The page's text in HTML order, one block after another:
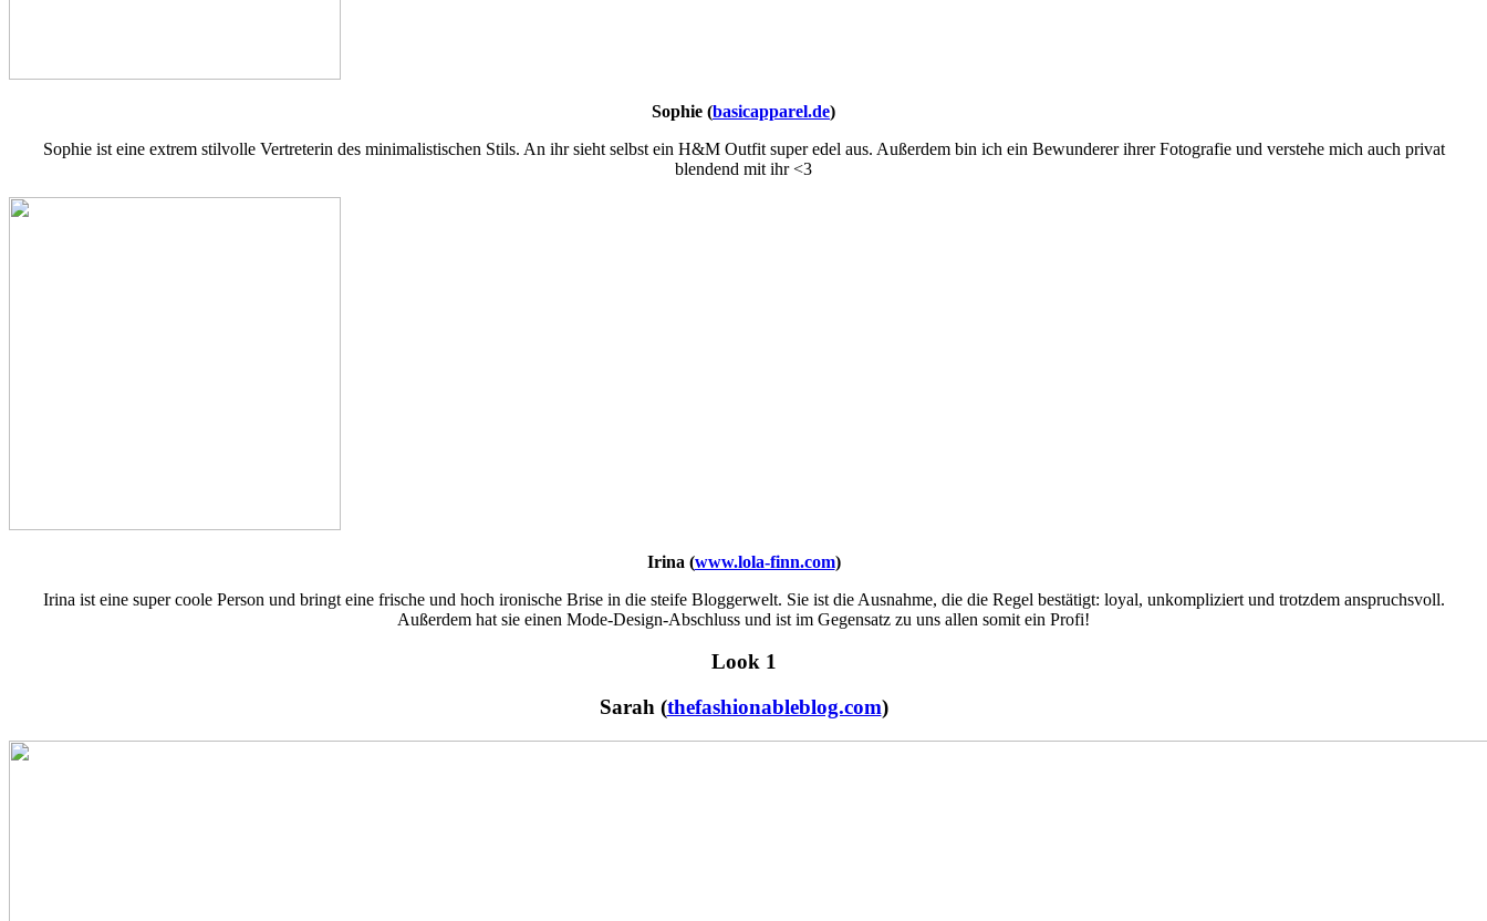
Sophie (basicapparel.de)
Sophie ist eine extrem stilvolle Vertreterin des minimalistischen Stils. An ihr sieht selbst ein H&M Outfit super edel aus. Außerdem bin ich ein Bewunderer ihrer Fotografie und verstehe mich auch privat
blendend mit ihr <3
Irina (www.lola-finn.com)
Irina ist eine super coole Person und bringt eine frische und hoch ironische Brise in die steife Bloggerwelt. Sie ist die Ausnahme, die die Regel bestätigt: loyal, unkompliziert und trotzdem anspruchsvoll.
Außerdem hat sie einen Mode-Design-Abschluss und ist im Gegensatz zu uns allen somit ein Profi!
Look 1
Sarah (thefashionableblog.com)